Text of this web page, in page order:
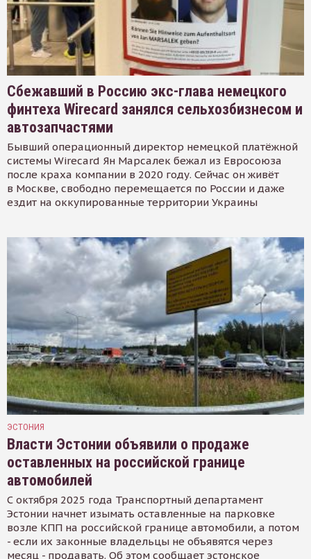
Сбежавший в Россию экс-глава немецкого
финтеха Wirecard занялся сельхозбизнесом и
автозапчастями
Бывший операционный директор немецкой платёжной
системы Wirecard Ян Марсалек бежал из Евросоюза
после краха компании в 2020 году. Сейчас он живёт
в Москве, свободно перемещается по России и даже
ездит на оккупированные территории Украины
ЭСТОНИЯ
Власти Эстонии объявили о продаже
оставленных на российской границе
автомобилей
С октября 2025 года Транспортный департамент
Эстонии начнет изымать оставленные на парковке
возле КПП на российской границе автомобили, а потом
- если их законные владельцы не объявятся через
месяц - продавать. Об этом сообщает эстонское